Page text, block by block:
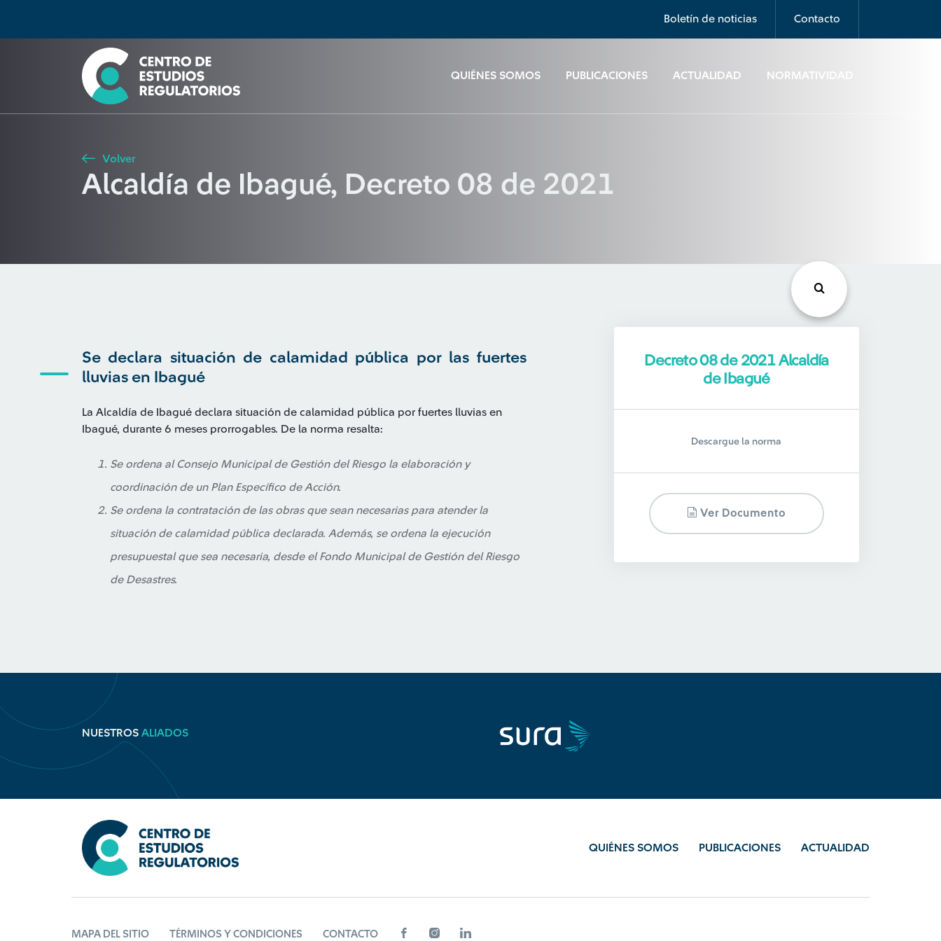
Boletín de noticias Contacto
QUIÉNES SOMOS PUBLICACIONES ACTUALIDAD NORMATIVIDAD
Seleccione país
Buscar
Volver
Alcaldía de Ibagué, Decreto 08 de 2021
Se declara situación de calamidad pública por las fuertes
lluvias en Ibagué
La Alcaldía de Ibagué declara situación de calamidad pública por fuertes lluvias en
Ibagué, durante 6 meses prorrogables. De la norma resalta:
Se ordena al Consejo Municipal de Gestión del Riesgo la elaboración y
coordinación de un Plan Específico de Acción.
Se ordena la contratación de las obras que sean necesarias para atender la
situación de calamidad pública declarada. Además, se ordena la ejecución
presupuestal que sea necesaria, desde el Fondo Municipal de Gestión del Riesgo
de Desastres.
Decreto 08 de 2021 Alcaldía
de Ibagué
Descargue la norma
Ver Documento
NUESTROS ALIADOS
QUIÉNES SOMOS PUBLICACIONES ACTUALIDAD
MAPA DEL SITIO TÉRMINOS Y CONDICIONES CONTACTO